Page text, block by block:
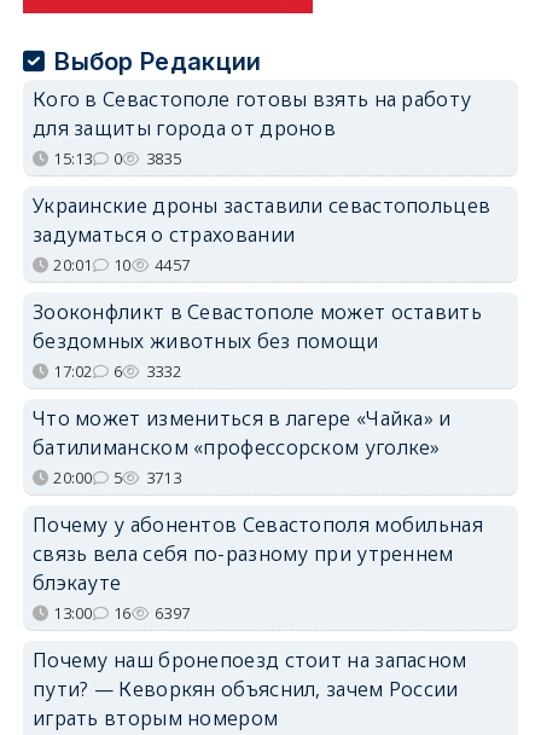
Выбор Редакции
Кого в Севастополе готовы взять на работу
для защиты города от дронов
15:13 0 3835
Украинские дроны заставили севастопольцев
задуматься о страховании
20:01 10 4457
Зооконфликт в Севастополе может оставить
бездомных животных без помощи
17:02 6 3332
Что может измениться в лагере «Чайка» и
батилиманском «профессорском уголке»
20:00 5 3713
Почему у абонентов Севастополя мобильная
связь вела себя по-разному при утреннем
блэкауте
13:00 16 6397
Почему наш бронепоезд стоит на запасном
пути? — Кеворкян объяснил, зачем России
играть вторым номером